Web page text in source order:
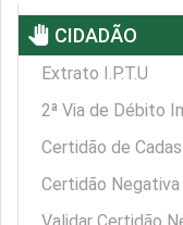
pan_tool CIDADÃO
Extrato I.P.T.U
2ª Via de Débito
Certidão de
Certidão
Validar Certidão